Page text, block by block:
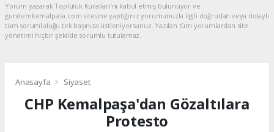
Yorum yazarak Topluluk Kuralları’nı kabul etmiş bulunuyor ve
gundemkemalpasa.com sitesine yaptığınız yorumunuzla ilgili doğrudan veya dolaylı
tüm sorumluluğu tek başınıza üstleniyorsunuz. Yazılan tüm yorumlardan site
yönetimi hiçbir şekilde sorumlu tutulamaz.
Anasayfa Siyaset
CHP Kemalpaşa'dan Gözaltılara
Protesto